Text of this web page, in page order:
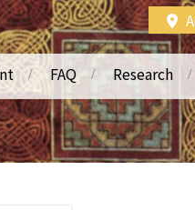
FAQ Research